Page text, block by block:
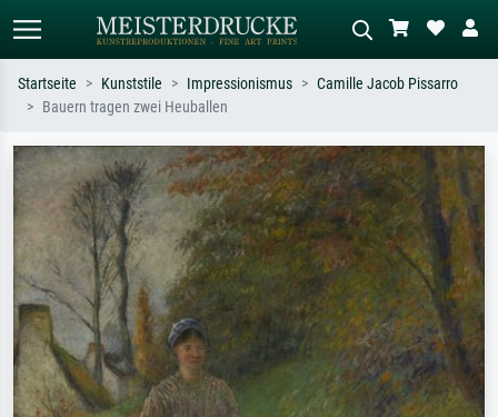
Suchen Sie nach Künstlern, Werktiteln
oder Stilen – z.B. Monet,
Sternennacht, Impressionismus, Welle
Hokusai, Akt.
Beschreiben Sie die Szene – z.B. Grüne
Wiese, Abstrakt mit viel Rot, Dunkles
Ölgemälde, Stehender Akt neben einem
Baum.
Startseite Kunststile Impressionismus
Camille Jacob Pissarro
Bauern tragen zwei Heuballen